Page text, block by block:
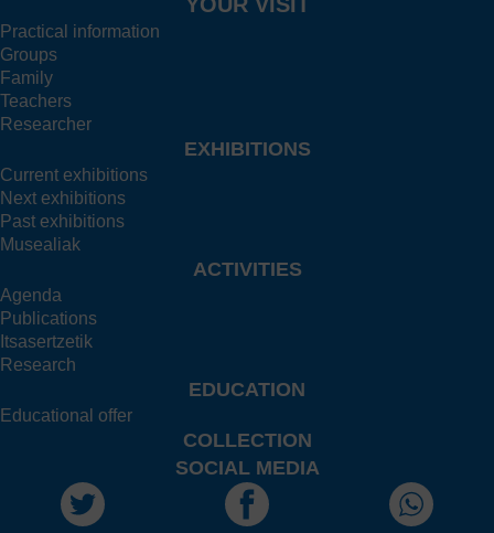
Practical information
Groups
Family
Teachers
Researcher
EXHIBITIONS
Current exhibitions
Next exhibitions
Past exhibitions
Musealiak
ACTIVITIES
Agenda
Publications
Itsasertzetik
Research
EDUCATION
Educational offer
COLLECTION
SOCIAL MEDIA